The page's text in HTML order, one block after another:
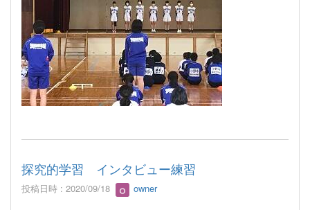
探究的学習 インタビュー練習
投稿日時 : 2020/09/18 owner